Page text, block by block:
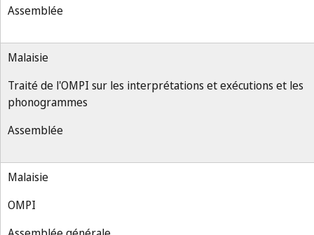
Assemblée
Malaisie
Traité de l'OMPI sur les interprétations et exécutions et les
phonogrammes
Assemblée
Malaisie
OMPI